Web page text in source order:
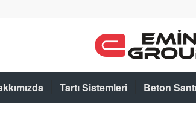
Tartı Sistemleri Beton